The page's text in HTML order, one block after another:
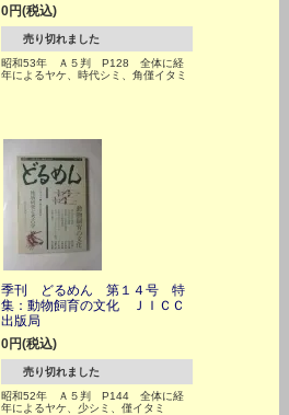
0円(税込)
売り切れました
昭和53年 Ａ５判 P128 全体に経
年によるヤケ、時代シミ、角僅イタミ
季刊 どるめん 第１４号 特
集：動物飼育の文化 ＪＩＣＣ
出版局
0円(税込)
売り切れました
昭和52年 Ａ５判 P144 全体に経
年によるヤケ、少シミ、僅イタミ